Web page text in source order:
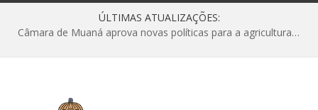
ÚLTIMAS ATUALIZAÇÕES:
Câmara de Muaná aprova novas políticas para a agricultura e solicita reforma da Ponte do Reduto